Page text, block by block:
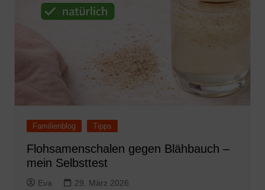
Familienblog Tipps
Flohsamenschalen gegen Blähbauch –
mein Selbsttest
Eva 29. März 2026